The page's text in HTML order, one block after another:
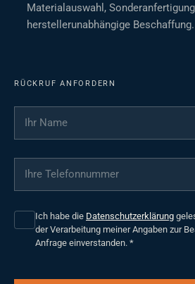
Materialauswahl,
herstellerunabhängige Beschaffung.
RÜCKRUF ANFORDERN
Ihr Name
Ihre Telefonnummer
Ich habe die Datenschutzerklärung
der Verarbeitung meiner Angaben zur
Anfrage einverstanden. *